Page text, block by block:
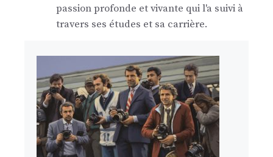
passion profonde et vivante qui l'a suivi à
travers ses études et sa carrière.